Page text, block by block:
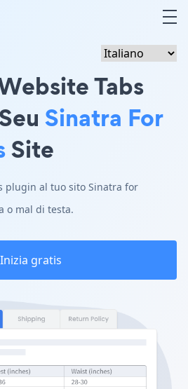
Tabs
Sinatra For
Site
plugin al tuo sito Sinatra for
o mal di testa.
Inizia gratis